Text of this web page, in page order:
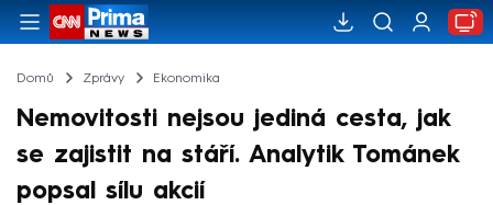
Domů Zprávy Ekonomika
Nemovitosti nejsou jediná cesta, jak
se zajistit na stáří. Analytik Tománek
popsal sílu akcií